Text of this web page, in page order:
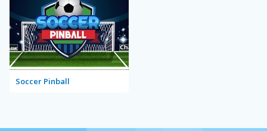
Soccer Pinball